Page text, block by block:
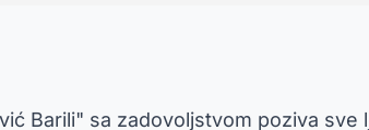
Barili" sa zadovoljstvom poziva